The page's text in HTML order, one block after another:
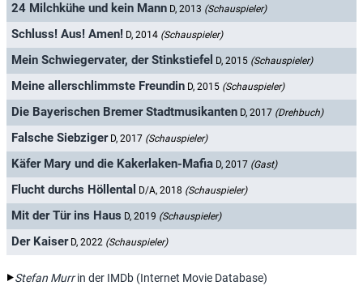
24 Milchkühe und kein Mann D, 2013 (Schauspieler)
Schluss! Aus! Amen! D, 2014 (Schauspieler)
Mein Schwiegervater, der Stinkstiefel D, 2015 (Schauspieler)
Meine allerschlimmste Freundin D, 2015 (Schauspieler)
Die Bayerischen Bremer Stadtmusikanten D, 2017 (Drehbuch)
Falsche Siebziger D, 2017 (Schauspieler)
Käfer Mary und die Kakerlaken-Mafia D, 2017 (Gast)
Flucht durchs Höllental D/A, 2018 (Schauspieler)
Mit der Tür ins Haus D, 2019 (Schauspieler)
Der Kaiser D, 2022 (Schauspieler)
Stefan Murrin der IMDb (Internet Movie Database)